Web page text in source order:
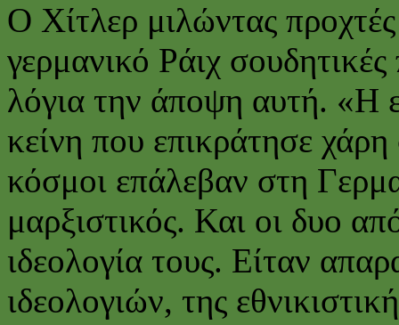
Ο Χίτλερ μιλώντας
γερμανικό Ράιχ
λόγια την άποψη αυτή. «Η
κείνη που επικράτησε
κόσμοι επάλεβαν στη
μαρξιστικός. Και οι δυο
ιδεολογία τους. Είταν
ιδεολογιών, της